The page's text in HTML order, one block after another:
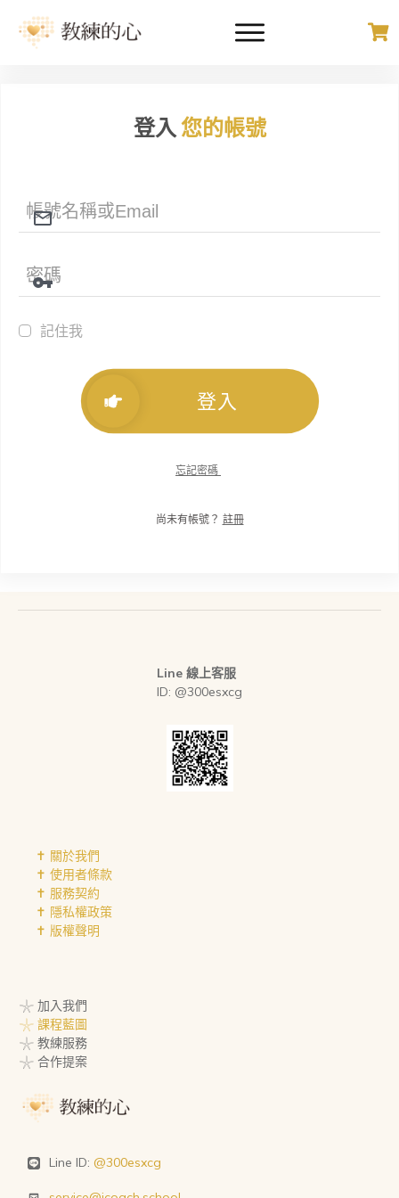
登入您的帳號
記住我
登入
忘記密碼
尚未有帳號？ 註冊
Line 線上客服
ID: @300esxcg
✝︎ 關於我們
✝︎ 使用者條款
✝︎ 服務契約
✝︎ 隱私權政策
✝︎ 版權聲明
𓇼 加入我們
𓇼 課程藍圖
𓇼 教練服務
𓇼 合作提案
Line ID: @300esxcg